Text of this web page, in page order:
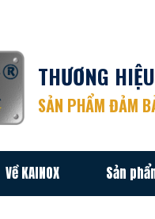
THƯƠNG
SẢN PHẨM ĐẢM
Về KAINOX Sản